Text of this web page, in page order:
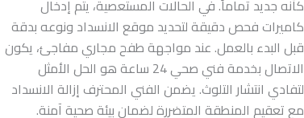
كأنه جديد تماماً. في الحالات المستعصية، يتم إدخال
كاميرات فحص دقيقة لتحديد موقع الانسداد ونوعه بدقة
قبل البدء بالعمل. عند مواجهة طفح مجاري مفاجئ، يكون
الاتصال بخدمة فني صحي 24 ساعة هو الحل الأمثل
لتفادي انتشار التلوث. يضمن الفني المحترف إزالة الانسداد
مع تعقيم المنطقة المتضررة لضمان بيئة صحية آمنة.